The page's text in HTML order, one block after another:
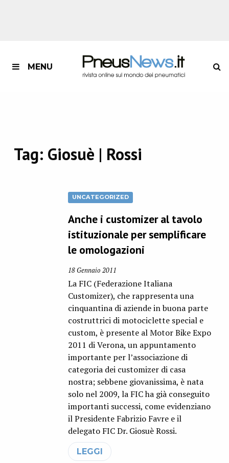
MENU
Tag: Giosuè | Rossi
UNCATEGORIZED
Anche i customizer al tavolo
istituzionale per semplificare
le omologazioni
18 Gennaio 2011
La FIC (Federazione Italiana
Customizer), che rappresenta una
cinquantina di aziende in buona parte
costruttrici di motociclette special e
custom, è presente al Motor Bike Expo
2011 di Verona, un appuntamento
importante per l’associazione di
categoria dei customizer di casa
nostra; sebbene giovanissima, è nata
solo nel 2009, la FIC ha già conseguito
importanti successi, come evidenziano
il Presidente Fabrizio Favre e il
delegato FIC Dr. Giosuè Rossi.
LEGGI